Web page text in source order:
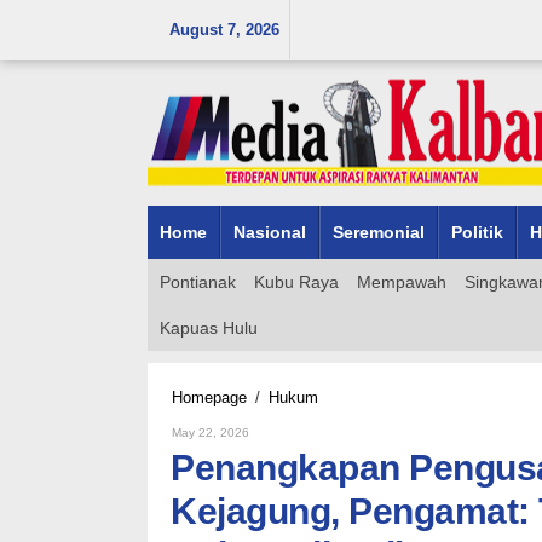
August 7, 2026
Home Nasional Seremonial Politik
Pontianak Kubu Raya Mempawah
Kapuas Hulu
Homepage / Hukum
Aseng
Oleh
Kejagung,
Pengamat:
May 22, 2026
Penangkapan
Kejagung,